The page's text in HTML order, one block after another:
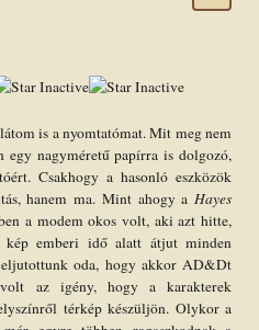
is a nyomtatómat. Mit meg nem
egy nagyméretű papírra is dolgozó,
Csakhogy a hasonló eszközök
hanem ma. Mint ahogy a Hayes
a modem okos volt, aki azt hitte,
emberi idő alatt átjut minden
oda, hogy akkor AD&Dt
volt az igény, hogy a karakterek
térkép készüljön. Olykor a